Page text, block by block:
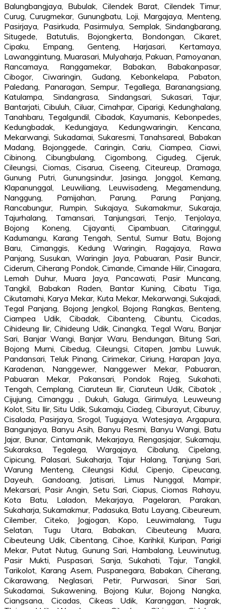
Balungbangjaya, Bubulak, Cilendek Barat, Cilendek Timur,
Curug, Curugmekar, Gunungbatu, Loji, Margajaya, Menteng,
Pasirjaya, Pasirkuda, Pasirmulya, Semplak, Sindangbarang,
Situgede, Batutulis, Bojongkerta, Bondongan, Cikaret,
Cipaku, Empang, Genteng, Harjasari, Kertamaya,
Lawanggintung, Muarasari, Mulyaharja, Pakuan, Pamoyanan,
Rancamaya, Ranggamekar, Babakan, Babakanpasar,
Cibogor, Ciwaringin, Gudang, Kebonkelapa, Pabaton,
Paledang, Panaragan, Sempur, Tegallega, Baranangsiang,
Katulampa, Sindangrasa, Sindangsari, Sukasari, Tajur,
Bantarjati, Cibuluh, Ciluar, Cimahpar, Ciparigi, Kedunghalang,
Tanahbaru, Tegalgundil, Cibadak, Kayumanis, Kebonpedes,
Kedungbadak, Kedungjaya, Kedungwaringin, Kencana,
Mekarwangi, Sukadamai, Sukaresmi, Tanahsareal, Babakan
Madang, Bojonggede, Caringin, Cariu, Ciampea, Ciawi,
Cibinong, Cibungbulang, Cigombong, Cigudeg, Cijeruk,
Cileungsi, Ciomas, Cisarua, Ciseeng, Citeureup, Dramaga,
Gunung Putri, Gunungsindur, Jasinga, Jonggol, Kemang,
Klapanunggal, Leuwiliang, Leuwisadeng, Megamendung,
Nanggung, Pamijahan, Parung, Parung Panjang,
Rancabungur, Rumpin, Sukajaya, Sukamakmur, Sukaraja,
Tajurhalang, Tamansari, Tanjungsari, Tenjo, Tenjolaya,
Bojong Koneng, Cijayanti, Cipambuan, Citaringgul,
Kadumangu, Karang Tengah, Sentul, Sumur Batu, Bojong
Baru, Cimanggis, Kedung Waringin, Ragajaya, Rawa
Panjang, Susukan, Waringin Jaya, Pabuaran, Pasir Buncir,
Ciderum, Ciherang Pondok, Cimande, Cimande Hilir, Cinagara,
Lemah Duhur, Muara Jaya, Pancawati, Pasir Muncang,
Tangkil, Babakan Raden, Bantar Kuning, Cibatu Tiga,
Cikutamahi, Karya Mekar, Kuta Mekar, Mekarwangi, Sukajadi,
Tegal Panjang, Bojong Jengkol, Bojong Rangkas, Benteng,
Ciampea Udik, Cibadak, Cibanteng, Cibuntu, Cicadas,
Cihideung Ilir, Cihideung Udik, Cinangka, Tegal Waru, Banjar
Sari, Banjar Wangi, Banjar Waru, Bendungan, Bitung Sari,
Bojong Murni, Cibedug, Cileungsi, Citapen, Jambu Luwuk,
Pandansari, Teluk Pinang, Cirimekar, Ciriung, Harapan Jaya,
Karadenan, Nanggewer, Nanggewer Mekar, Pabuaran,
Pabuaran Mekar, Pakansari, Pondok Rajeg, Sukahati,
Tengah, Cemplang, Ciaruteun Ilir, Ciaruteun Udik, Cibatok ,
Cijujung, Cimanggu , Dukuh, Galuga, Girimulya, Leuweung
Kolot, Situ Ilir, Situ Udik, Sukamaju, Ciadeg, Ciburayut, Ciburuy,
Cisalada, Pasirjaya, Srogol, Tugujaya, Watesjaya, Argapura,
Bangunjaya, Banyu Asih, Banyu Resmi, Banyu Wangi, Batu
Jajar, Bunar, Cintamanik, Mekarjaya, Rengasjajar, Sukamaju,
Sukaraksa, Tegalega, Wargajaya, Cibalung, Cipelang,
Cipicung, Palasari, Sukaharja, Tajur Halang, Tanjung Sari,
Warung Menteng, Cileungsi Kidul, Cipenjo, Cipeucang,
Dayeuh, Gandoang, Jatisari, Limus Nunggal, Mampir,
Mekarsari, Pasir Angin, Setu Sari, Ciapus, Ciomas Rahayu,
Kota Batu, Laladon, Mekarjaya, Pagelaran, Parakan,
Sukaharja, Sukamakmur, Padasuka, Batu Layang, Cibeureum,
Cilember, Citeko, Jogjogan, Kopo, Leuwimalang, Tugu
Selatan, Tugu Utara, Babakan, Cibeuteung Muara,
Cibeuteung Udik, Cibentang, Cihoe, Karihkil, Kuripan, Parigi
Mekar, Putat Nutug, Gunung Sari, Hambalang, Leuwinutug,
Pasir Mukti, Puspasari, Sanja, Sukahati, Tajur, Tangkil,
Tarikolot, Karang Asem, Puspanegara, Babakan, Ciherang,
Cikarawang, Neglasari, Petir, Purwasari, Sinar Sari,
Sukadamai, Sukawening, Bojong Kulur, Bojong Nangka,
Ciangsana, Cicadas, Cikeas Udik, Karanggan, Nagrak,